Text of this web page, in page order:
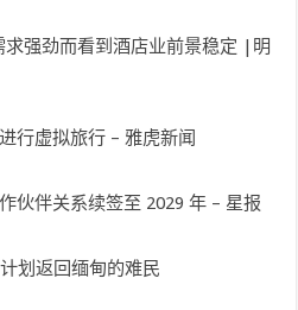
强劲而看到酒店业前景稳定 |明
行虚拟旅行 – 雅虎新闻
伙伴关系续签至 2029 年 – 星报
划返回缅甸的难民